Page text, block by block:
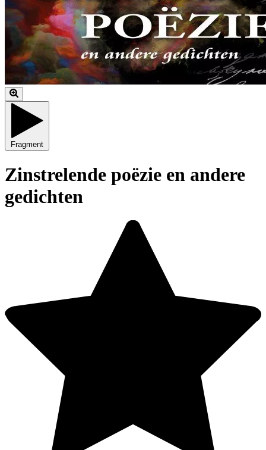
Fragment
Zinstrelende poëzie en andere
gedichten